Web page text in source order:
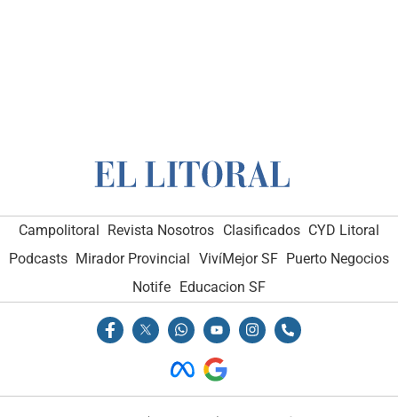
Campolitoral Revista Nosotros Clasificados CYD Litoral
Podcasts Mirador Provincial VivíMejor SF Puerto Negocios
Notife Educacion SF